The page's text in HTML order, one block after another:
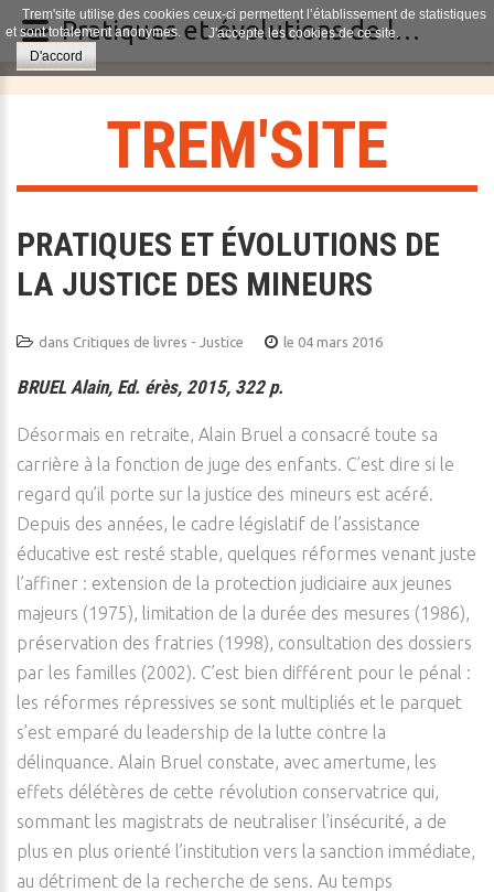
TREM'SITE
PRATIQUES ET ÉVOLUTIONS DE
LA JUSTICE DES MINEURS
dans Critiques de livres - Justice le 04 mars 2016
BRUEL Alain, Ed. érès, 2015, 322 p.
Désormais en retraite, Alain Bruel a consacré toute sa
carrière à la fonction de juge des enfants. C’est dire si le
regard qu’il porte sur la justice des mineurs est acéré.
Depuis des années, le cadre législatif de l’assistance
éducative est resté stable, quelques réformes venant juste
l’affiner : extension de la protection judiciaire aux jeunes
majeurs (1975), limitation de la durée des mesures (1986),
préservation des fratries (1998), consultation des dossiers
par les familles (2002). C’est bien différent pour le pénal :
les réformes répressives se sont multipliés et le parquet
s’est emparé du leadership de la lutte contre la
délinquance. Alain Bruel constate, avec amertume, les
effets délétères de cette révolution conservatrice qui,
sommant les magistrats de neutraliser l’insécurité, a de
plus en plus orienté l’institution vers la sanction immédiate,
au détriment de la recherche de sens. Au temps
Trem'site utilise des cookies ceux-ci permettent l’établissement de statistiques
et sont totalement anonymes.
J'accepte les cookies de ce site.
D'accord
Pratiques et évolutions de la justice des mineurs